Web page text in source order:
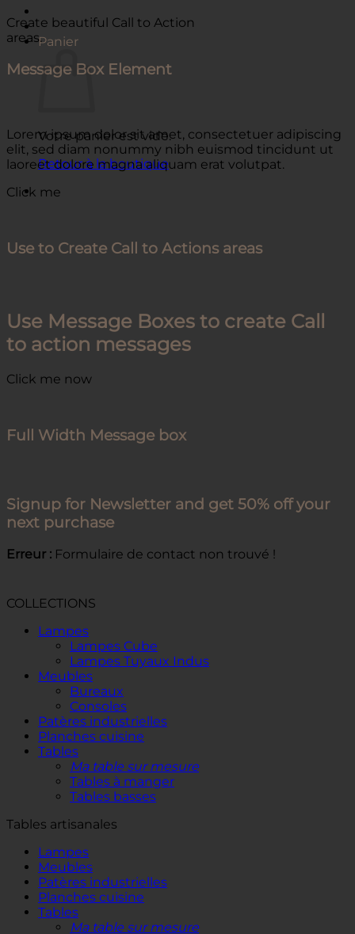
Panier
Votre panier est vide.
Retour à la boutique
Create beautiful Call to Action
areas.
Message Box Element
Lorem ipsum dolor sit amet, consectetuer adipiscing
elit, sed diam nonummy nibh euismod tincidunt ut
laoreet dolore magna aliquam erat volutpat.
Click me
Use to Create Call to Actions areas
Use Message Boxes to create Call
to action messages
Click me now
Full Width Message box
Signup for Newsletter and get 50% offyour
next purchase
Erreur : Formulaire de contact non trouvé !
COLLECTIONS
Lampes
Lampes Cube
Lampes Tuyaux Indus
Meubles
Bureaux
Consoles
Patères industrielles
Planches cuisine
Tables
Ma table sur mesure
Tables à manger
Tables basses
Tables artisanales
Lampes
Meubles
Patères industrielles
Planches cuisine
Tables
Ma table sur mesure